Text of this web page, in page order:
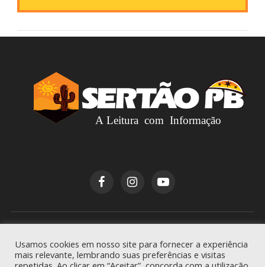
reservados.
Usamos cookies em nosso site para fornecer a experiência
mais relevante, lembrando suas preferências e visitas